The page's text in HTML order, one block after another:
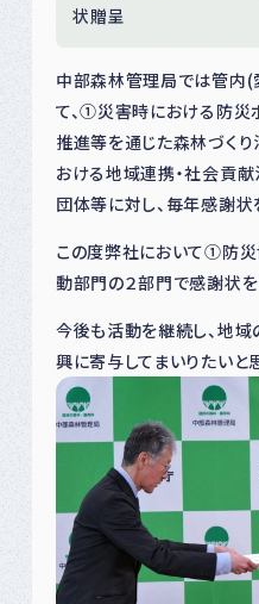
状贈呈
中部森林管理局では管内
て、①災害時における防災
推進等を通じた森林づく
おける地域連携・社会貢
団体等に対し、毎年感謝状
この度弊社において①防
動部門の２部門で感謝状を
今後も活動を継続し、地
興に寄与してまいりたいと